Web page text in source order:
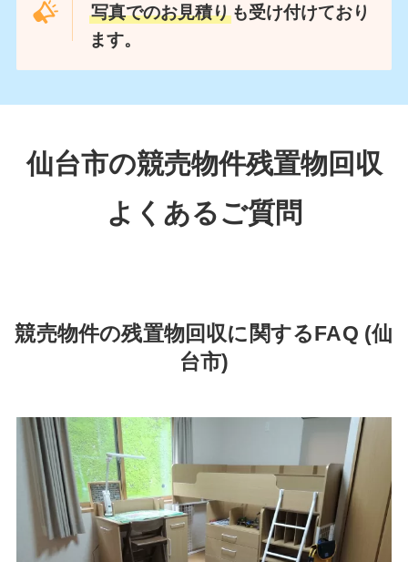
写真でのお見積りも受け付けており
ます。
仙台市の競売物件残置物回収
よくあるご質問
競売物件の残置物回収に関するFAQ (仙
台市)